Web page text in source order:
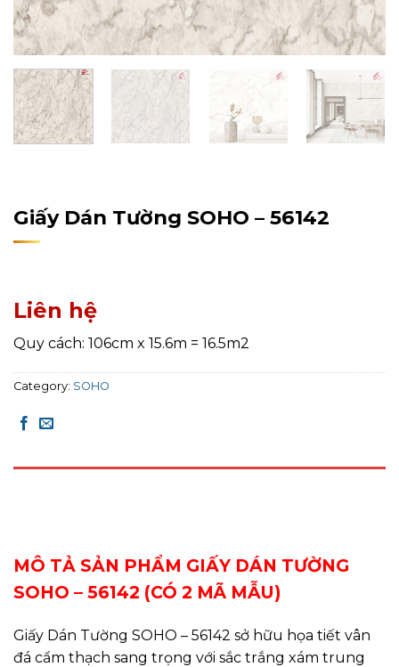
Giấy Dán Tường SOHO – 56142
Liên hệ
Quy cách: 106cm x 15.6m = 16.5m2
Category: SOHO
MÔ TẢ SẢN PHẨM GIẤY DÁN TƯỜNG
SOHO – 56142 (CÓ 2 MÃ MẪU)
Giấy Dán Tường SOHO – 56142 sở hữu họa tiết vân
đá cẩm thạch sang trọng với sắc trắng xám trung